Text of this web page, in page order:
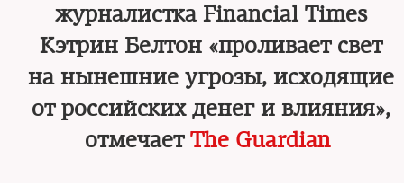
журналистка Financial Times
Кэтрин Белтон «проливает свет
на нынешние угрозы, исходящие
от российских денег и влияния»,
отмечает The Guardian